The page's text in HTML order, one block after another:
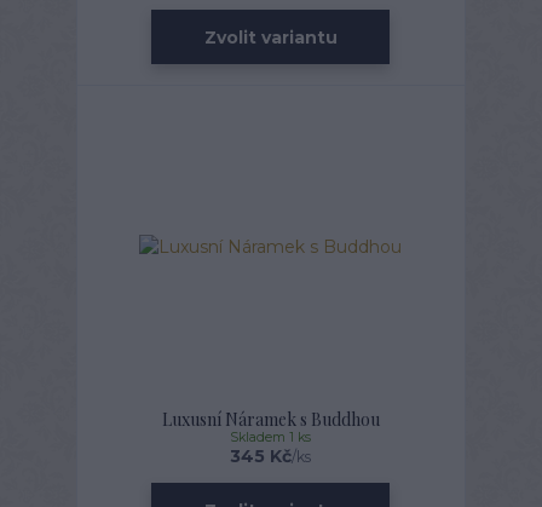
Zvolit variantu
Luxusní Náramek s Buddhou
345 Kč/ks
Skladem 1 ks